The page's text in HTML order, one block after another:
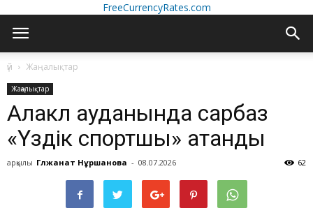
FreeCurrencyRates.com
үй Жаңалықтар
Жаңалықтар
Алакөл ауданында сарбаз
«Үздік спортшы» атанды
арқылы Гүлжанат Нұршанова - 08.07.2026 62